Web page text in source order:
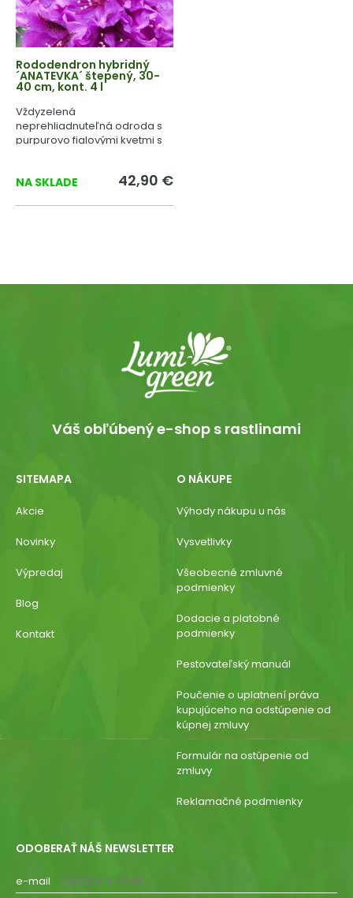
Rododendron hybridný
´ANATEVKA´ štepený, 30-
40 cm, kont. 4 l
Vždyzelená
neprehliadnuteľná odroda s
purpurovo fialovými kvetmi s
NA SKLADE 42,90 €
Váš obľúbený e-shop s rastlinami
SITEMAPA
Akcie
Novinky
Výpredaj
Blog
Kontakt
O NÁKUPE
Výhody nákupu u nás
Vysvetlivky
Všeobecné zmluvné
podmienky
Dodacie a platobné
podmienky
Pestovateľský manuál
Poučenie o uplatnení práva
kupujúceho na odstúpenie od
kúpnej zmluvy
Formulár na ostúpenie od
zmluvy
Reklamačné podmienky
ODOBERAŤ NÁŠ NEWSLETTER
e-mail